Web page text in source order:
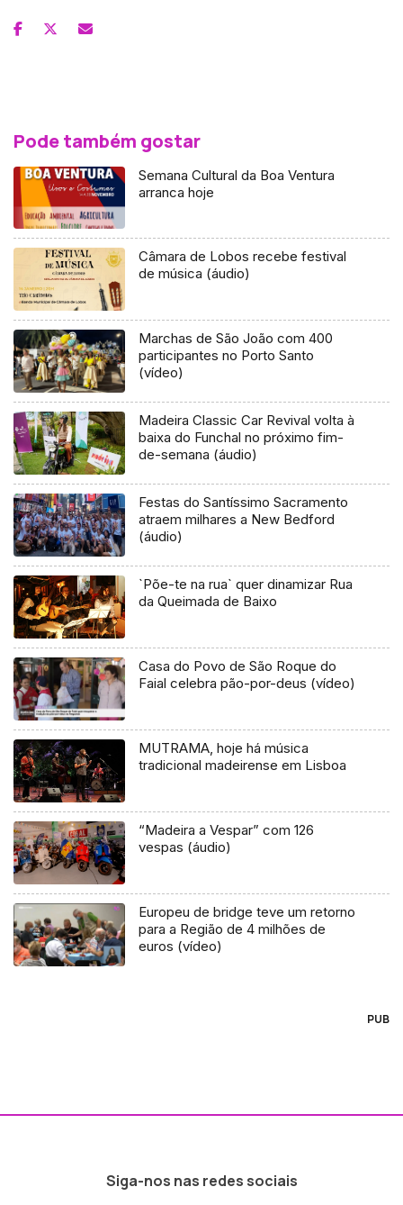
Pode também gostar
Semana Cultural da Boa Ventura
arranca hoje
Câmara de Lobos recebe festival
de música (áudio)
Marchas de São João com 400
participantes no Porto Santo
(vídeo)
Madeira Classic Car Revival volta à
baixa do Funchal no próximo fim-
de-semana (áudio)
Festas do Santíssimo Sacramento
atraem milhares a New Bedford
(áudio)
`Põe-te na rua` quer dinamizar Rua
da Queimada de Baixo
Casa do Povo de São Roque do
Faial celebra pão-por-deus (vídeo)
MUTRAMA, hoje há música
tradicional madeirense em Lisboa
“Madeira a Vespar” com 126
vespas (áudio)
Europeu de bridge teve um retorno
para a Região de 4 milhões de
euros (vídeo)
PUB
Siga-nos nas redes sociais